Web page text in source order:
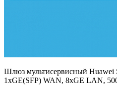
Шлюз мультисервисный Huawei
1xGE(SFP) WAN, 8xGE LAN,